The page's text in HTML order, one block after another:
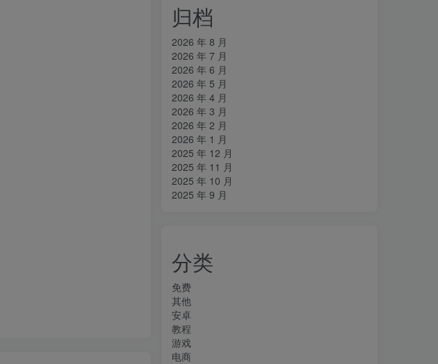
归档
2026 年 8 月
2026 年 7 月
2026 年 6 月
2026 年 5 月
2026 年 4 月
2026 年 3 月
2026 年 2 月
2026 年 1 月
2025 年 12 月
2025 年 11 月
2025 年 10 月
2025 年 9 月
分类
免费
其他
安卓
教程
游戏
电商